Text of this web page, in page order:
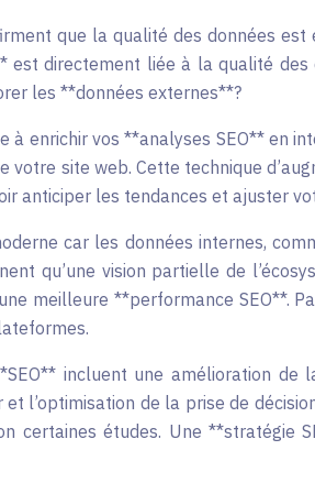
que la qualité des données
est directement liée à la qualité
les **données externes**?
à enrichir vos **analyses SEO** en
site web. Cette technique
anticiper les tendances et ajuster
car les données internes,
qu’une vision partielle de
meilleure **performance SEO**.
incluent une amélioration
l’optimisation de la prise de
certaines études. Une